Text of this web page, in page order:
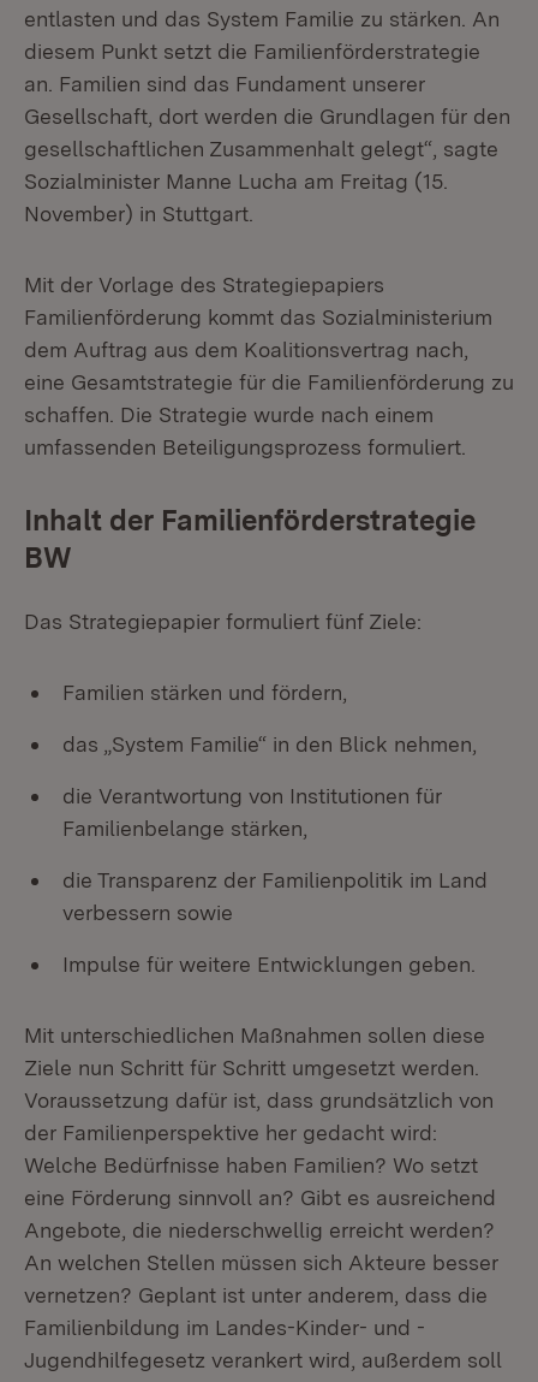
entlasten und das System Familie zu stärken. An
diesem Punkt setzt die Familienförderstrategie
an. Familien sind das Fundament unserer
Gesellschaft, dort werden die Grundlagen für den
gesellschaftlichen Zusammenhalt gelegt“, sagte
Sozialminister Manne Lucha am Freitag (15.
November) in Stuttgart.
Mit der Vorlage des Strategiepapiers
Familienförderung kommt das Sozialministerium
dem Auftrag aus dem Koalitionsvertrag nach,
eine Gesamtstrategie für die Familienförderung zu
schaffen. Die Strategie wurde nach einem
umfassenden Beteiligungsprozess formuliert.
Inhalt der Familienförderstrategie
BW
Das Strategiepapier formuliert fünf Ziele:
Familien stärken und fördern,
das „System Familie“ in den Blick nehmen,
die Verantwortung von Institutionen für
Familienbelange stärken,
die Transparenz der Familienpolitik im Land
verbessern sowie
Impulse für weitere Entwicklungen geben.
Mit unterschiedlichen Maßnahmen sollen diese
Ziele nun Schritt für Schritt umgesetzt werden.
Voraussetzung dafür ist, dass grundsätzlich von
der Familienperspektive her gedacht wird:
Welche Bedürfnisse haben Familien? Wo setzt
eine Förderung sinnvoll an? Gibt es ausreichend
Angebote, die niederschwellig erreicht werden?
An welchen Stellen müssen sich Akteure besser
vernetzen? Geplant ist unter anderem, dass die
Familienbildung im Landes-Kinder- und -
Jugendhilfegesetz verankert wird, außerdem soll